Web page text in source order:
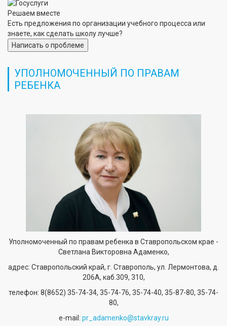
Решаем вместе
Есть предложения по организации учебного процесса или
знаете, как сделать школу лучше?
Написать о проблеме
УПОЛНОМОЧЕННЫЙ ПО ПРАВАМ
РЕБЕНКА
Уполномоченный по правам ребенка в Ставропольском крае -
Светлана Викторовна Адаменко,
адрес: Ставропольский край, г. Ставрополь, ул. Лермонтова, д.
206А, каб.309, 310,
телефон: 8(8652) 35-74-34, 35-74-76, 35-74-40, 35-87-80, 35-74-
80,
е-mail: pr_adamenko@stavkray.ru